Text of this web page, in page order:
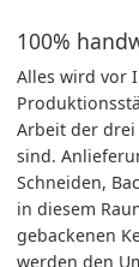
100%
Alles wird vor
Arbeit der
sind.
Schneiden,
in diesem
gebackenen
werden den